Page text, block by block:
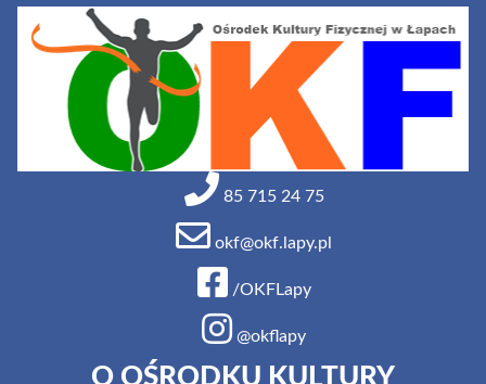
85 715 24 75
okf@okf.lapy.pl
/OKFLapy
@okflapy
O OŚRODKU KULTURY